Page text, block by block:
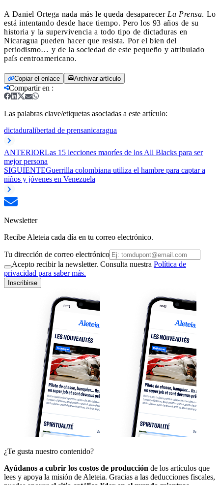
A Daniel Ortega nada más le queda desaparecer La Prensa. Lo
está intentando desde hace tiempo. Pero los 93 años de su
historia y la supervivencia a todo tipo de dictaduras en
Nicaragua pueden hacer que resista. Por el bien del
periodismo… y de la sociedad de este pequeño y atribulado
país centroamericano.
Copiar el enlace Archivar artículo
Compartir en :
Las palabras clave/etiquetas asociadas a este artículo:
dictaduralibertad de prensanicaragua
ANTERIORLas 15 lecciones maoríes de los All Blacks para ser
mejor persona
SIGUIENTEGuerrilla colombiana utiliza el hambre para captar a
niños y jóvenes en Venezuela
Newsletter
Recibe Aleteia cada día en tu correo electrónico.
Tu dirección de correo electrónico
Acepto recibir la newsletter. Consulta nuestra Política de
privacidad para saber más.
Inscribirse
¿Te gusta nuestro contenido?
Ayúdanos a cubrir los costos de producción de los artículos que
lees y apoya la misión de Aleteia. Gracias a las deducciones fiscales,